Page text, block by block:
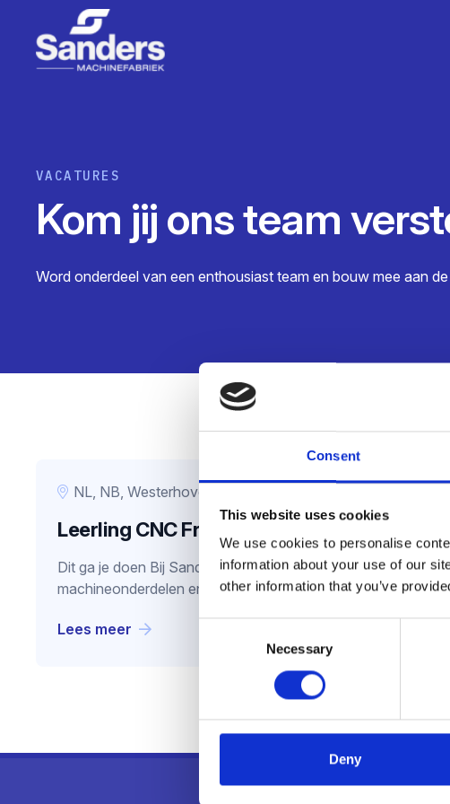
Consent
This website uses cookies
We use cookies to personalise
information about your use of our
other information that you’ve
Necessary
Deny
VACATURES
Kom jij ons team
Word onderdeel van een enthousiast team en bouw mee aan
NL, NB, Westerhoven
Leerling CNC Frezer (3 assig)
Dit ga je doen Bij Sanders Machinefabriek in Westerhoven
machineonderdelen en machineframes van groot tot klein.
Lees meer